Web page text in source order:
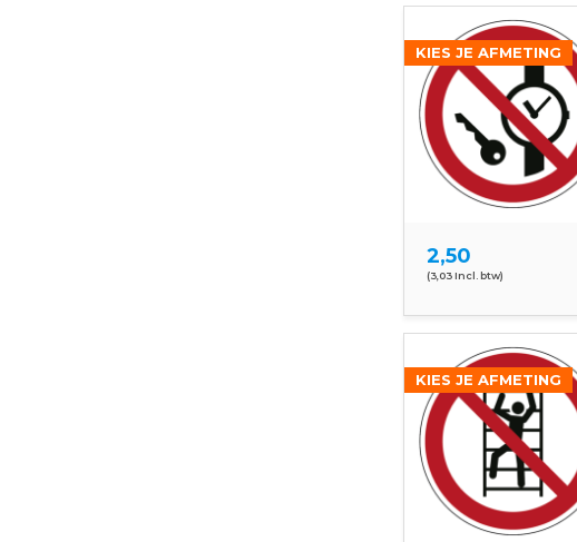
KIES JE AFMETING
2,50
(3,03 Incl. btw)
KIES JE AFMETING